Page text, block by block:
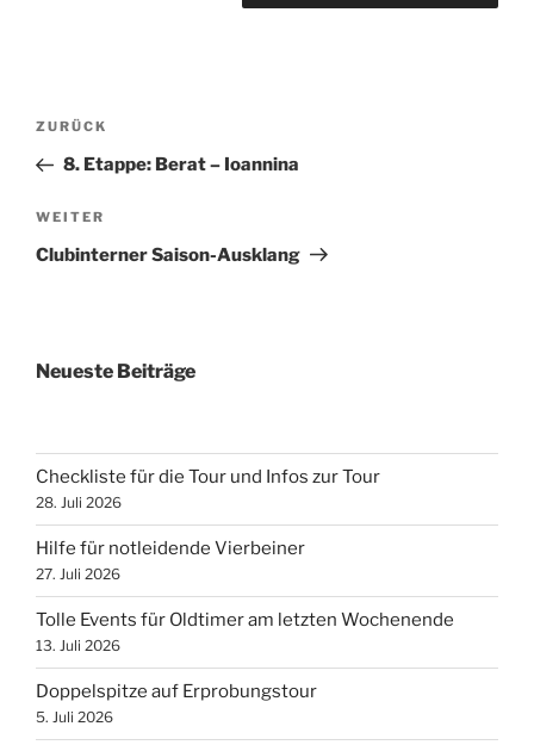
Beitragsnavigation
Vorheriger
Beitrag
ZURÜCK
8. Etappe: Berat – Ioannina
Nächster
Beitrag
WEITER
Clubinterner Saison-Ausklang
Neueste Beiträge
Checkliste für die Tour und Infos zur Tour
28. Juli 2026
Hilfe für notleidende Vierbeiner
27. Juli 2026
Tolle Events für Oldtimer am letzten Wochenende
13. Juli 2026
Doppelspitze auf Erprobungstour
5. Juli 2026